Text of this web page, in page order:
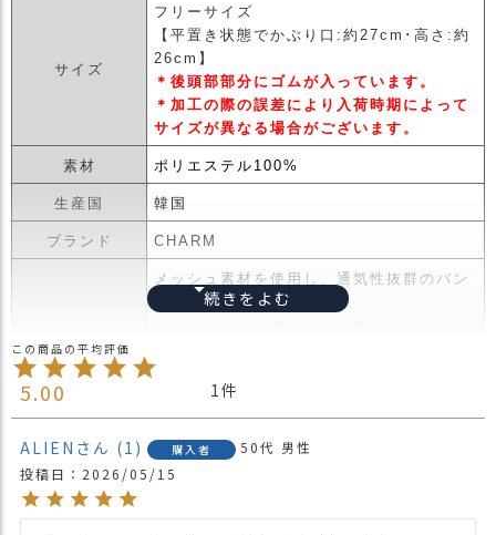
Instagram
Youtube
ス
小
話
返
サイズ
フリーサイズ
【平置き状態でかぶり口:約27cm･高さ:約
26cm】
＊後頭部部分にゴムが入っています。
＊加工の際の誤差により入荷時期によって
サイズが異なる場合がございます。
素材 ポリエステル100%
生産国 韓国
ブランド CHARM
メッシュ素材を使用し、通気性抜群のバン
ダナヘアバンド。
ぶりやすくアレンジも自由自在。
たり、生地を広げると後頭部まで広がり三
角巾としても使えます。
でかぶり方次第で色合いも変わります。
5.00 1
ALIEN 1 購入者 50代 男性
投稿日
2026/05/15